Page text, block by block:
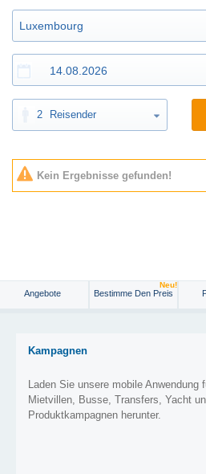
2 Reisender
Kein Ergebnisse gefunden!
Angebote Bestimme Den Preis
Neu!
Kampagnen
Laden Sie unsere mobile Anwendung
Mietvillen, Busse, Transfers, Yacht
Produktkampagnen herunter.